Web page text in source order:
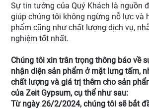
Sự tin tưởng của Quý Khách là nguồn
giúp chúng tôi không ngừng nỗ lực và
phẩm cũng như chất lượng dịch vụ,
nghiệm tốt nhất.
Chúng tôi xin trân trọng thông báo về
nhận diện sản phẩm ở mặt lưng tấm,
chất lượng và giá trị thêm cho sản
của Zeit Gypsum, cụ thể như sau:
Từ ngày 26/2/2024, chúng tôi sẽ bắt